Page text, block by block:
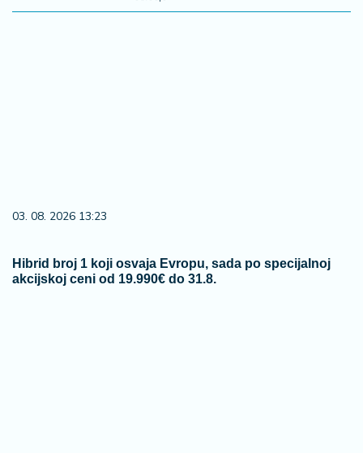
03. 08. 2026 13:23
Hibrid broj 1 koji osvaja Evropu, sada po specijalnoj
akcijskoj ceni od 19.990€ do 31.8.